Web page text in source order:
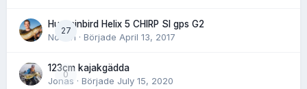
27
Humminbird Helix 5 CHIRP SI gps G2
Norlén · Började April 13, 2017
0
123cm kajakgädda
Jonas · Började July 15, 2020